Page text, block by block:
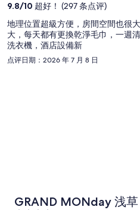
9.8/10 超好！ (297 条点评)
地理位置超級方便，房間空間也很
大，每天都有更換乾淨毛巾，一週
洗衣機，酒店設備新
点评日期：2026 年 7 月 8 日
GRAND MONday 浅草